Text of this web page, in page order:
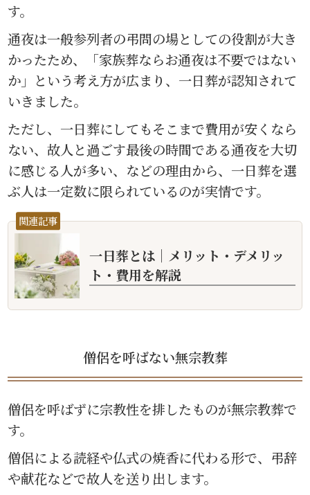
す。
通夜は一般参列者の弔問の場としての役割が大き
かったため、「家族葬ならお通夜は不要ではない
か」という考え方が広まり、一日葬が認知されて
いきました。
ただし、一日葬にしてもそこまで費用が安くなら
ない、故人と過ごす最後の時間である通夜を大切
に感じる人が多い、などの理由から、一日葬を選
ぶ人は一定数に限られているのが実情です。
関連記事
一日葬とは｜メリット・デメリッ
ト・費用を解説
僧侶を呼ばない無宗教葬
僧侶を呼ばずに宗教性を排したものが無宗教葬で
す。
僧侶による読経や仏式の焼香に代わる形で、弔辞
や献花などで故人を送り出します。